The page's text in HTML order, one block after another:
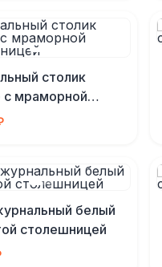
столик
с мраморной
белый
столешницей